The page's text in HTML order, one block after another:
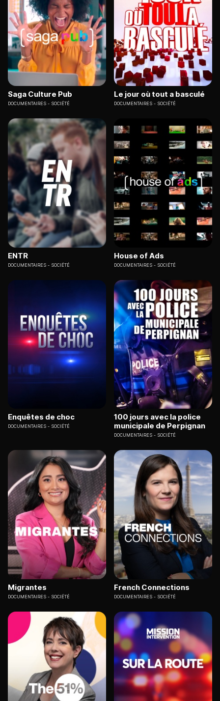
Saga Culture Pub
DOCUMENTAIRES SOCIÉTÉ
Le jour où tout a basculé
DOCUMENTAIRES SOCIÉTÉ
ENTR
DOCUMENTAIRES SOCIÉTÉ
House of Ads
DOCUMENTAIRES SOCIÉTÉ
Enquêtes de choc
DOCUMENTAIRES SOCIÉTÉ
100 jours avec la police
municipale de Perpignan
DOCUMENTAIRES SOCIÉTÉ
Migrantes
DOCUMENTAIRES SOCIÉTÉ
French Connections
DOCUMENTAIRES SOCIÉTÉ